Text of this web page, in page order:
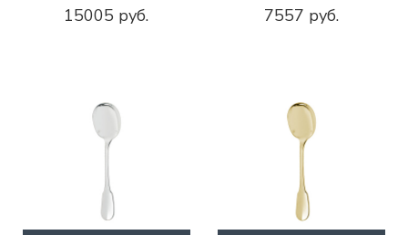
15005 руб.
7557 руб.